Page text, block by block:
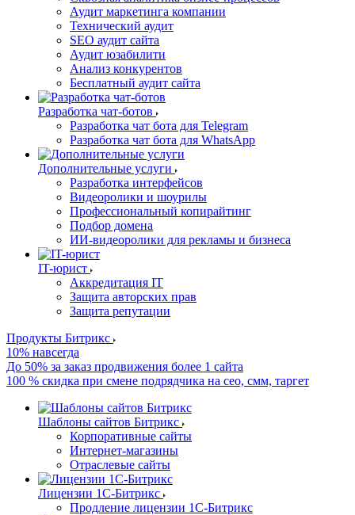
Аудит маркетинга компании
Технический аудит
SEO аудит сайта
Аудит юзабилити
Анализ конкурентов
Бесплатный аудит сайта
Разработка чат-ботов
Разработка чат бота для Telegram
Разработка чат бота для WhatsApp
Дополнительные услуги
Разработка интерфейсов
Видеоролики и шоурилы
Профессиональный копирайтинг
Подбор домена
ИИ-видеоролики для рекламы и бизнеса
IT-юрист
Аккредитация IT
Защита авторских прав
Защита репутации
Продукты Битрикс
10% навсегда
До 50% за заказ продвижения более 1 сайта
100 % скидка при смене подрядчика на сео, смм, таргет
Шаблоны сайтов Битрикс
Корпоративные сайты
Интернет-магазины
Отраслевые сайты
Лицензии 1С-Битрикс
Продление лицензии 1С-Битрикс